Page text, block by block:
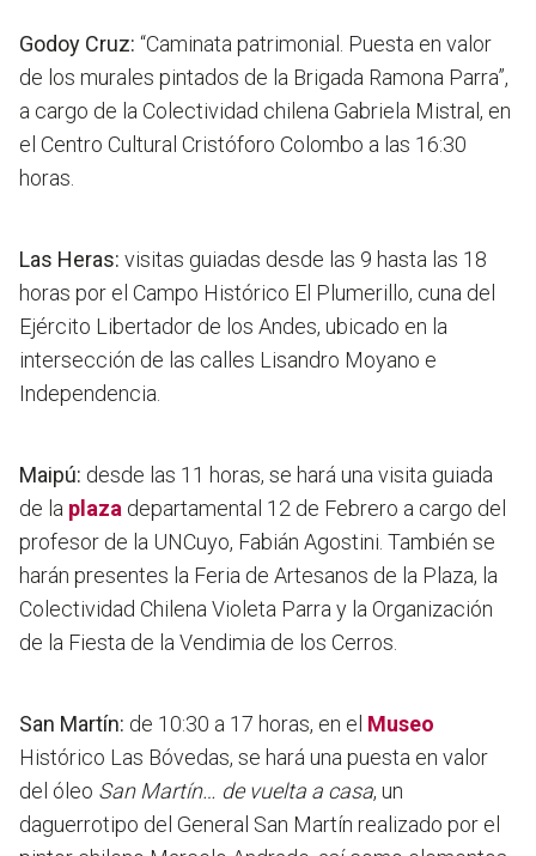
Godoy Cruz: “Caminata patrimonial. Puesta en valor
de los murales pintados de la Brigada Ramona Parra”,
a cargo de la Colectividad chilena Gabriela Mistral, en
el Centro Cultural Cristóforo Colombo a las 16:30
horas.
Las Heras: visitas guiadas desde las 9 hasta las 18
horas por el Campo Histórico El Plumerillo, cuna del
Ejército Libertador de los Andes, ubicado en la
intersección de las calles Lisandro Moyano e
Independencia.
Maipú: desde las 11 horas, se hará una visita guiada
de la plaza departamental 12 de Febrero a cargo del
profesor de la UNCuyo, Fabián Agostini. También se
harán presentes la Feria de Artesanos de la Plaza, la
Colectividad Chilena Violeta Parra y la Organización
de la Fiesta de la Vendimia de los Cerros.
San Martín: de 10:30 a 17 horas, en el Museo
Histórico Las Bóvedas, se hará una puesta en valor
del óleo San Martín… de vuelta a casa, un
daguerrotipo del General San Martín realizado por el